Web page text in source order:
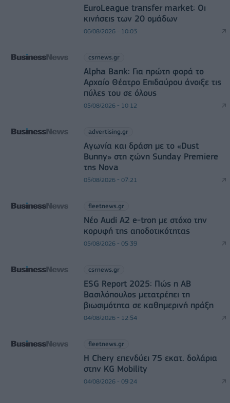
EuroLeague transfer market: Οι
κινήσεις των 20 ομάδων
06/08/2026 - 10:03
csrnews.gr
Alpha Bank: Για πρώτη φορά το
Αρχαίο Θέατρο Επιδαύρου άνοιξε τις
πύλες του σε όλους
05/08/2026 - 10:12
advertising.gr
Αγωνία και δράση με το «Dust
Bunny» στη ζώνη Sunday Premiere
της Nova
05/08/2026 - 07:21
fleetnews.gr
Νέο Audi A2 e-tron με στόχο την
κορυφή της αποδοτικότητας
05/08/2026 - 05:39
csrnews.gr
ESG Report 2025: Πώς η ΑΒ
Βασιλόπουλος μετατρέπει τη
βιωσιμότητα σε καθημερινή πράξη
04/08/2026 - 12:54
fleetnews.gr
Η Chery επενδύει 75 εκατ. δολάρια
στην KG Mobility
04/08/2026 - 09:24